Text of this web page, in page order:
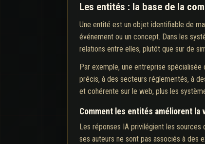
Les entités : la base de la
Une entité est un objet identifiable de
événement ou un concept. Dans les
relations entre elles, plutôt que sur de
Par exemple, une entreprise
précis, à des secteurs réglementés, à
et cohérente sur le web, plus les
Comment les entités améliorent la
Les réponses IA privilégient les sources
ses auteurs ne sont pas associés à des